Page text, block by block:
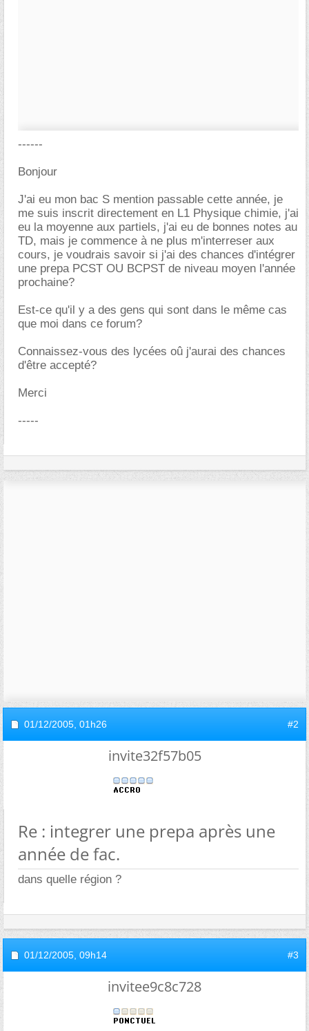
------
Bonjour
J'ai eu mon bac S mention passable cette année, je
me suis inscrit directement en L1 Physique chimie, j'ai
eu la moyenne aux partiels, j'ai eu de bonnes notes au
TD, mais je commence à ne plus m'interreser aux
cours, je voudrais savoir si j'ai des chances d'intégrer
une prepa PCST OU BCPST de niveau moyen l'année
prochaine?
Est-ce qu'il y a des gens qui sont dans le même cas
que moi dans ce forum?
Connaissez-vous des lycées oû j'aurai des chances
d'être accepté?
Merci
-----
01/12/2005, 01h26 #2
invite32f57b05
Re : integrer une prepa après une
année de fac.
dans quelle région ?
01/12/2005, 09h14 #3
invitee9c8c728